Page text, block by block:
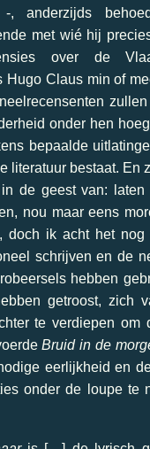
-, anderzijds
met wié hij
over de
Hugo Claus min of
onder hen
bepaalde
literatuur bestaat. En
de geest van:
nou maar eens
doch ik acht het
schrijven en de
hebben
getroost, zich
te verdiepen
Bruid in de
eerlijkheid en
onder de loupe te